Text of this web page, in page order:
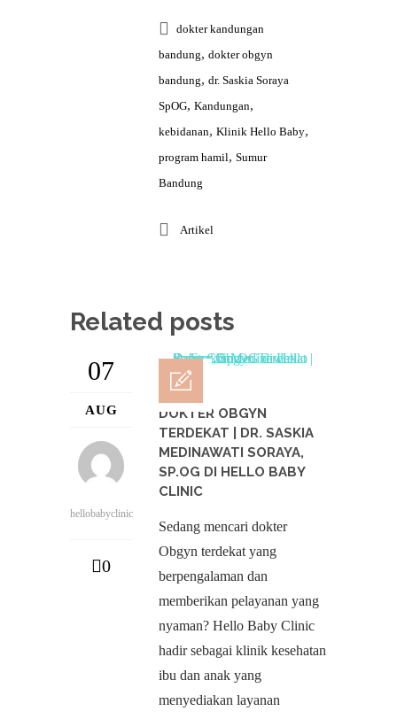
dokter kandungan
bandung, dokter obgyn
bandung, dr. Saskia Soraya
SpOG, Kandungan,
kebidanan, Klinik Hello Baby,
program hamil, Sumur
Bandung
Artikel
Related posts
07
AUG
hellobabyclinic
0
DOKTER OBGYN
TERDEKAT | DR. SASKIA
MEDINAWATI SORAYA,
SP.OG DI HELLO BABY
CLINIC
Sedang mencari dokter
Obgyn terdekat yang
berpengalaman dan
memberikan pelayanan yang
nyaman? Hello Baby Clinic
hadir sebagai klinik kesehatan
ibu dan anak yang
menyediakan layanan